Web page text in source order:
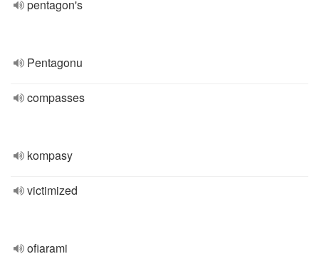
pentagon's
Pentagonu
compasses
kompasy
victimized
ofiarami